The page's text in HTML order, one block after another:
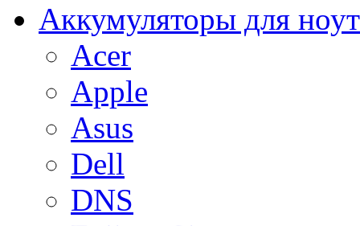
Аккумуляторы для
Acer
Apple
Asus
Dell
DNS